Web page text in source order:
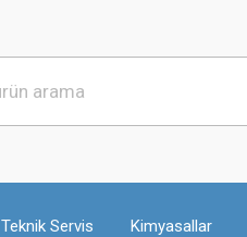
Teknik Servis Kimyasallar